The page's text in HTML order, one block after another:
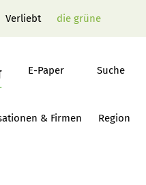
Verliebt die grüne
E-Paper Suche
& Firmen Region